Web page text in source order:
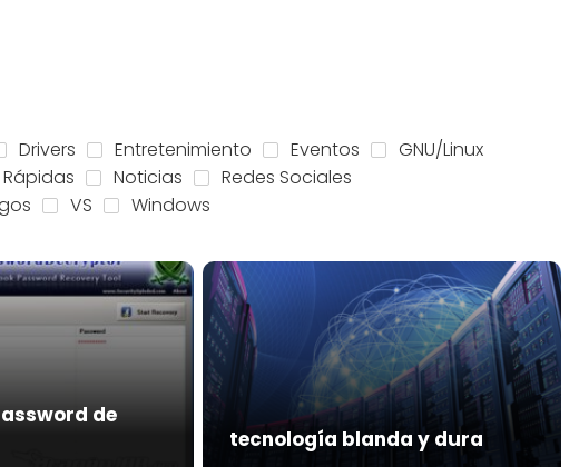
Drivers Entretenimiento Eventos
GNU/Linux
Noticias
Redes Sociales
VS Windows
de
tecnología blanda y dura